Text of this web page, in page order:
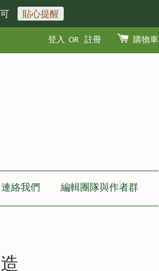
貼心提醒
登入 OR 註冊 購物車
連絡我們 編輯團隊與作者群